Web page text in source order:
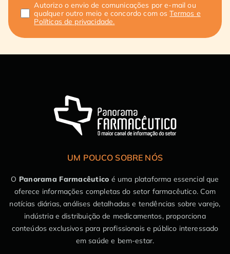
Autorizo o envio de comunicações por e-mail ou
qualquer outro meio e concordo com osTermos e
Políticas de privacidade.
UM POUCO SOBRE NÓS
O Panorama Farmacêutico é uma plataforma essencial que
oferece informações completas do setor farmacêutico. Com
notícias diárias, análises detalhadas e tendências sobre varejo,
indústria e distribuição de medicamentos, proporciona
conteúdos exclusivos para profissionais e público interessado
em saúde e bem-estar.